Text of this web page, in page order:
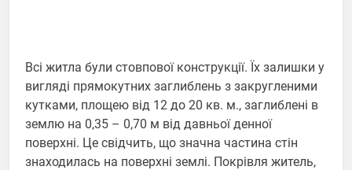
Всі житла були стовпової конструкції. Їх залишки у
вигляді прямокутних заглиблень з закругленими
кутками, площею від 12 до 20 кв. м., заглиблені в
землю на 0,35 – 0,70 м від давньої денної
поверхні. Це свідчить, що значна частина стін
знаходилась на поверхні землі. Покрівля житель,